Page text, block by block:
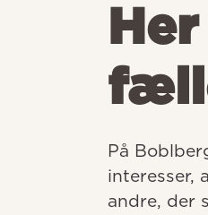
På
interesser,
andre, der